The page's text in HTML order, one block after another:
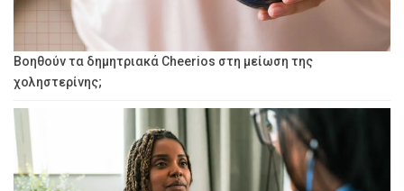
Βοηθούν τα δημητριακά Cheerios στη μείωση της
χοληστερίνης;